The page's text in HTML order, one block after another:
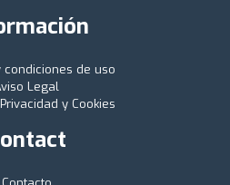
condiciones de uso
Legal
y Cookies